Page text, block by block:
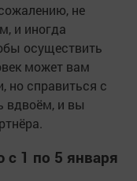
не
и иногда
осуществить
может вам
но справиться с
вдвоём, и вы
с 1 по 5 января